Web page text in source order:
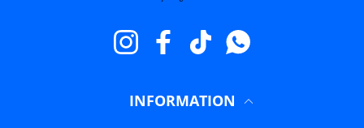
InstagramFacebookTikTokWhatsApp
INFORMATION